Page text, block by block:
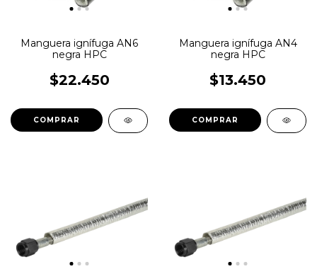
Manguera ignífuga AN6
negra HPC
$22.450
Manguera ignífuga AN4
negra HPC
$13.450